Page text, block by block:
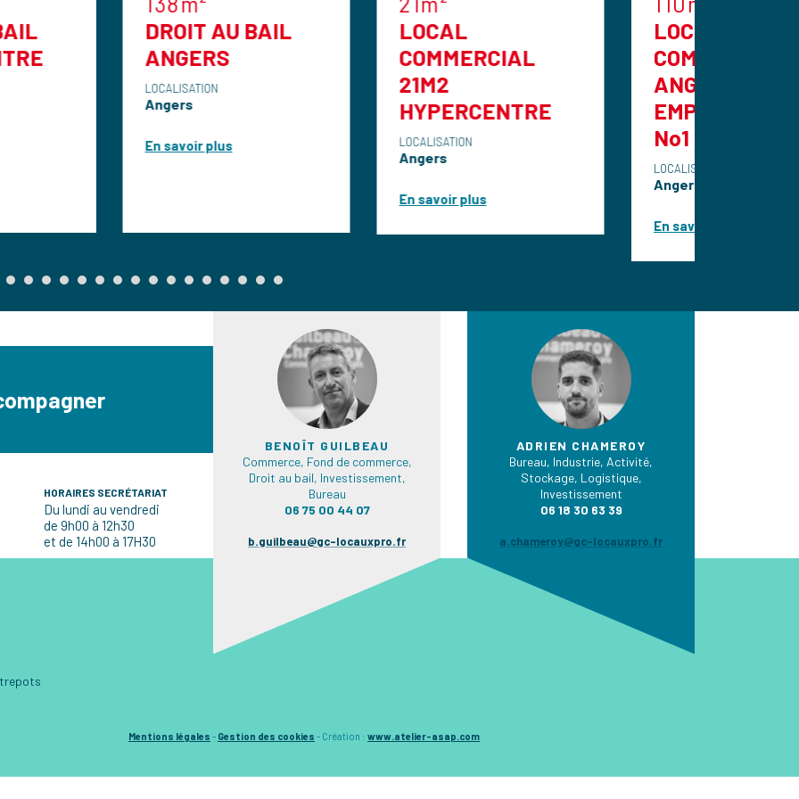
DROIT AU BAIL
ANGERS
LOCAL
COMMERCIAL
HYPERCENTRE
COMMERCIAL
ANGERS 110 M2
EMPLACEMENT
HORAIRES SECRÉTARIAT
Du lundi au vendredi
de 9h00 à 12h30
et de 14h00 à 17H30
BENOÎT GUILBEAU
Commerce, Fond de commerce,
Droit au bail, Investissement,
Bureau
06 75 00 44 07
b.guilbeau@gc-locauxpro.fr
ADRIEN CHAMEROY
Bureau, Industrie, Activité,
Stockage, Logistique,
Investissement
06 18 30 63 39
a.chameroy@gc-locauxpro.fr
Mentions légales - Gestion des cookies - Création : www.atelier-asap.com